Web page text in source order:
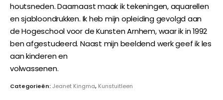
houtsneden. Daarnaast maak ik tekeningen, aquarellen
en sjabloondrukken. Ik heb mijn opleiding gevolgd aan
de Hogeschool voor de Kunsten Arnhem, waar ik in 1992
ben afgestudeerd. Naast mijn beeldend werk geef ik les
aan kinderen en
volwassenen.
Categorieën:Jeanet Kingma, Kunstuitleen